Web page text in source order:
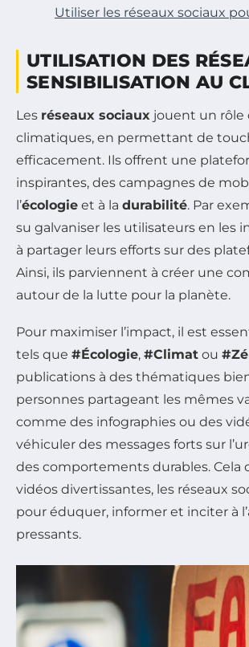
Utiliser les réseaux sociaux
UTILISATION DES
SENSIBILISATION AU
Les réseaux sociaux jouent un rôle
climatiques, en permettant de
efficacement. Ils offrent une
inspirantes, des campagnes de
l’écologie et à la durabilité. Par
su galvaniser les utilisateurs en les
à partager leurs efforts sur des
Ainsi, ils parviennent à créer une
autour de la lutte pour la planète.
Pour maximiser l’impact, il est
tels que #Écologie, #Climat ou
publications à des thématiques
personnes partageant les mêmes
comme des infographies ou des
véhiculer des messages forts sur
des comportements durables. Cela
vidéos divertissantes, les réseaux
pour éduquer, informer et inciter à
pressants.